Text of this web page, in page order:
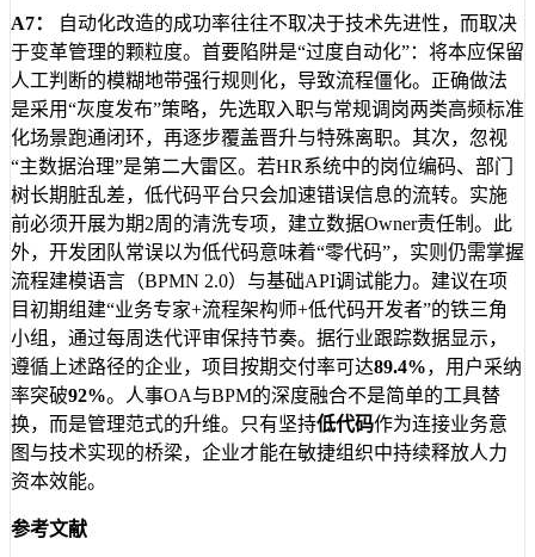
A7：
自动化改造的成功率往往不取决于技术先进性，而取决
于变革管理的颗粒度。首要陷阱是“过度自动化”：将本应保留
人工判断的模糊地带强行规则化，导致流程僵化。正确做法
是采用“灰度发布”策略，先选取入职与常规调岗两类高频标准
化场景跑通闭环，再逐步覆盖晋升与特殊离职。其次，忽视
“主数据治理”是第二大雷区。若HR系统中的岗位编码、部门
树长期脏乱差，低代码平台只会加速错误信息的流转。实施
前必须开展为期2周的清洗专项，建立数据Owner责任制。此
外，开发团队常误以为低代码意味着“零代码”，实则仍需掌握
流程建模语言（BPMN 2.0）与基础API调试能力。建议在项
目初期组建“业务专家+流程架构师+低代码开发者”的铁三角
小组，通过每周迭代评审保持节奏。据行业跟踪数据显示，
遵循上述路径的企业，项目按期交付率可达89.4%，用户采纳
率突破92%。人事OA与BPM的深度融合不是简单的工具替
换，而是管理范式的升维。只有坚持低代码作为连接业务意
图与技术实现的桥梁，企业才能在敏捷组织中持续释放人力
资本效能。
参考文献